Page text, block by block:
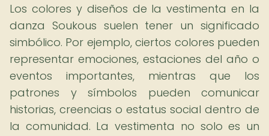
Los colores y diseños de la vestimenta en la
danza Soukous suelen tener un significado
simbólico. Por ejemplo, ciertos colores pueden
representar emociones, estaciones del año o
eventos importantes, mientras que los
patrones y símbolos pueden comunicar
historias, creencias o estatus social dentro de
la comunidad. La vestimenta no solo es un